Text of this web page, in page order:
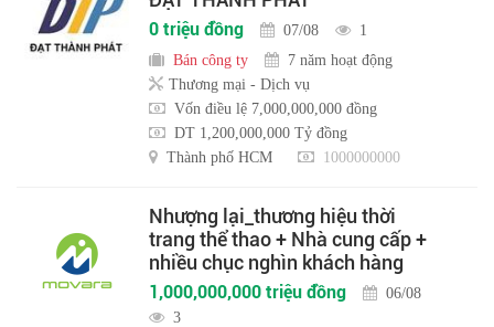
0 triệu đồng 07/08
1
Bán công ty
7 năm hoạt động
Thương mại - Dịch vụ
Vốn điều lệ 7,000,000,000 đồng
DT 1,200,000,000 Tỷ đồng
Thành phố HCM
1000000000
Nhượng lại_thương hiệu thời
trang thể thao + Nhà cung cấp +
nhiều chục nghìn khách hàng
1,000,000,000 triệu đồng
06/08
3